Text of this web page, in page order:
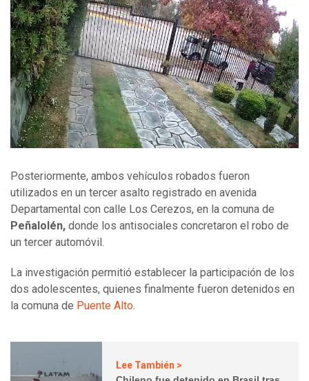
Posteriormente, ambos vehículos robados fueron
utilizados en un tercer asalto registrado en avenida
Departamental con calle Los Cerezos, en la comuna de
Peñalolén, donde los antisociales concretaron el robo de
un tercer automóvil.
La investigación permitió establecer la participación de los
dos adolescentes, quienes finalmente fueron detenidos en
la comuna de Puente Alto.
Lee También >